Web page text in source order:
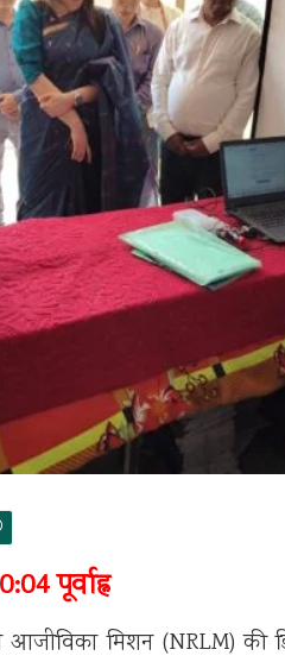
पूर्वाह्न
आजीविका मिशन (NRLM)